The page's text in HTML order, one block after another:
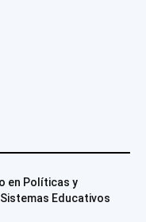
en Políticas y
Educativos